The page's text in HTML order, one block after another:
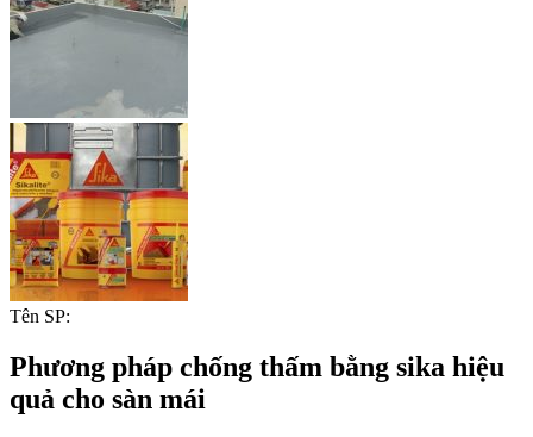
Tên SP:
Phương pháp chống thấm bằng sika hiệu
quả cho sàn mái